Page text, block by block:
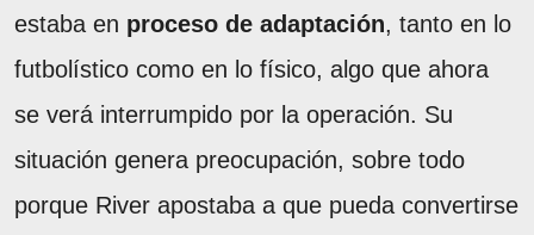
estaba en proceso de adaptación, tanto en lo
futbolístico como en lo físico, algo que ahora
se verá interrumpido por la operación. Su
situación genera preocupación, sobre todo
porque River apostaba a que pueda convertirse